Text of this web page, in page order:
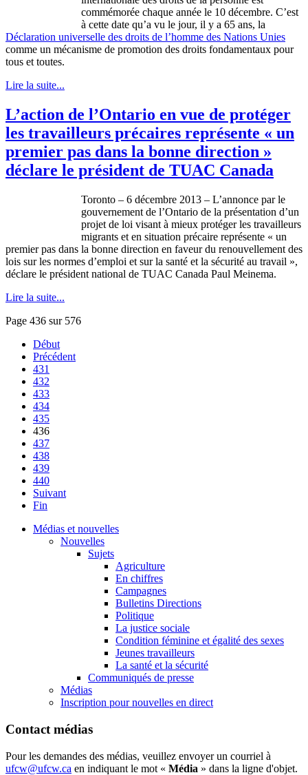
commémorée chaque année le 10 décembre. C’est
à cette date qu’a vu le jour, il y a 65 ans, la
Déclaration universelle des droits de l’homme des Nations Unies
comme un mécanisme de promotion des droits fondamentaux pour
tous ettoutes.
Lire la suite...
L’action de l’Ontario en vue de protéger
les travailleurs précaires représente « un
premier pas dans la bonne direction »
déclare le président de TUAC Canada
Toronto – 6 décembre 2013 – L’annonce par le
gouvernement de l’Ontario de la présentation d’un
projet de loi visant à mieux protégerles travailleurs
migrants et en situation précaire représente « un
premier pas dans la bonne direction en faveurdu renouvellement des
lois surles normes d’emploi et surla santé et la sécurité au travail »,
déclare le président national de TUAC Canada Paul Meinema.
Lire la suite...
Page 436 sur 576
Début
Précédent
431
432
433
434
435
436
437
438
439
440
Suivant
Fin
Médias et nouvelles
Nouvelles
Sujets
Agriculture
En chiffres
Campagnes
Bulletins Directions
Politique
La justice sociale
Condition féminine et égalité des sexes
Jeunes travailleurs
La santé et la sécurité
Communiqués de presse
Médias
Inscription pour nouvelles en direct
Contact médias
Pour les demandes des médias, veuillez envoyer un courriel à
ufcw@ufcw.ca en indiquant le mot « Média » dans la ligne d'objet.